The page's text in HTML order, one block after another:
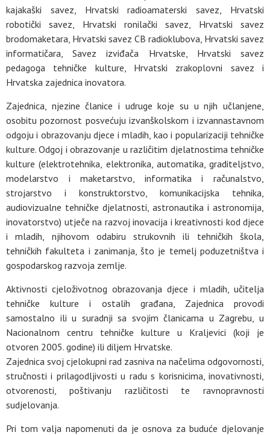
kajakaški savez, Hrvatski radioamaterski savez, Hrvatski
robotički savez, Hrvatski ronilački savez, Hrvatski savez
brodomaketara, Hrvatski savez CB radioklubova, Hrvatski savez
informatičara, Savez izviđača Hrvatske, Hrvatski savez
pedagoga tehničke kulture, Hrvatski zrakoplovni savez i
Hrvatska zajednica inovatora.
Zajednica, njezine članice i udruge koje su u njih učlanjene,
osobitu pozornost posvećuju izvanškolskom i izvannastavnom
odgoju i obrazovanju djece i mladih, kao i popularizaciji tehničke
kulture. Odgoj i obrazovanje u različitim djelatnostima tehničke
kulture (elektrotehnika, elektronika, automatika, graditeljstvo,
modelarstvo i maketarstvo, informatika i računalstvo,
strojarstvo i konstruktorstvo, komunikacijska tehnika,
audiovizualne tehničke djelatnosti, astronautika i astronomija,
inovatorstvo) utječe na razvoj inovacija i kreativnosti kod djece
i mladih, njihovom odabiru strukovnih ili tehničkih škola,
tehničkih fakulteta i zanimanja, što je temelj poduzetništva i
gospodarskog razvoja zemlje.
Aktivnosti cjeloživotnog obrazovanja djece i mladih, učitelja
tehničke kulture i ostalih građana, Zajednica provodi
samostalno ili u suradnji sa svojim članicama u Zagrebu, u
Nacionalnom centru tehničke kulture u Kraljevici (koji je
otvoren 2005. godine) ili diljem Hrvatske.
Zajednica svoj cjelokupni rad zasniva na načelima odgovornosti,
stručnosti i prilagodljivosti u radu s korisnicima, inovativnosti,
otvorenosti, poštivanju različitosti te ravnopravnosti
sudjelovanja.
Pri tom valja napomenuti da je osnova za buduće djelovanje